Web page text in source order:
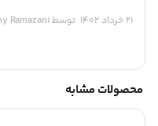
توسط Dony Ramazani 21 خرداد 1402
محصولات مشابه